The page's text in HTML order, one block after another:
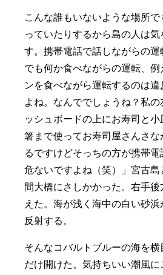
こんな誰もいないような場所で
っていたりするから島の人は
す。携帯電話で話しながらの運
でも何か食べながらの運転、
ンを食べながら運転するのは
よね。なんででしょうね？私
ッシュボードの上にお寿司と
箸まで使ってお寿司屋さんさ
るですけどそっちの方が携帯
危ないですよね（笑）」宮古
間大橋にさしかかった。右手
えた。海が浅く海中の白い砂
反射する。
そんなコバルトブルーの海を横
だけ開けた。気持ちいい潮風に